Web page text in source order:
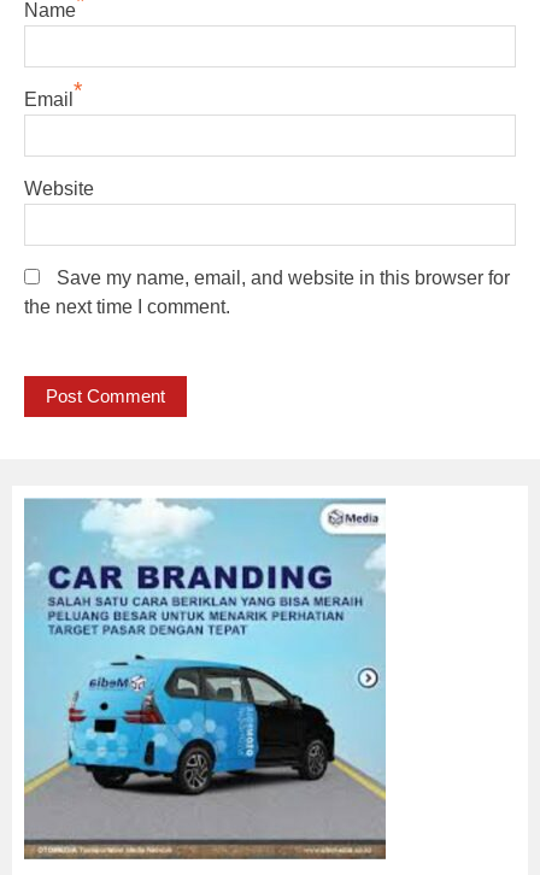
Name
Email *
Website
Save my name, email, and website in this browser for
the next time I comment.